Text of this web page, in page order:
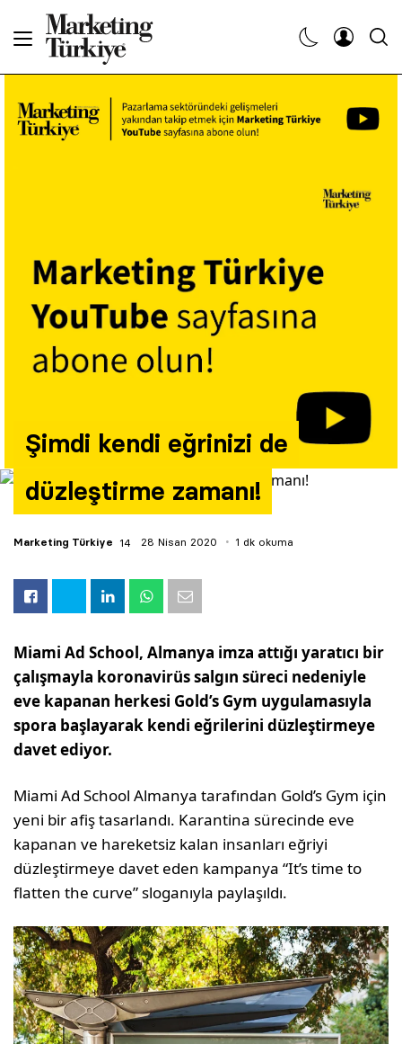
Şimdi kendi eğrinizi de
düzleştirme zamanı!
Marketing Türkiye 28 Nisan 2020 1 dk okuma
Miami Ad School, Almanya imza attığı yaratıcı bir
çalışmayla koronavirüs salgın süreci nedeniyle
eve kapanan herkesi Gold’s Gym uygulamasıyla
spora başlayarak kendi eğrilerini düzleştirmeye
davet ediyor.
Miami Ad School Almanya tarafından Gold’s Gym için
yeni bir afiş tasarlandı. Karantina sürecinde eve
kapanan ve hareketsiz kalan insanları eğriyi
düzleştirmeye davet eden kampanya “It’s time to
flatten the curve” sloganıyla paylaşıldı.
Haberler
Etkinlikler
Söyleşiler
Kariyer